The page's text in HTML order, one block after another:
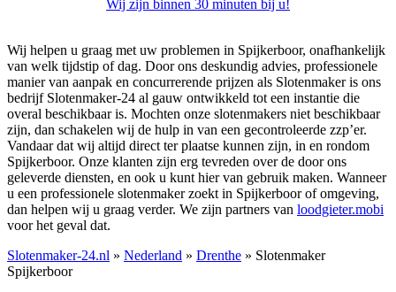
Wij zijn binnen 30 minuten bij u!
Wij helpen u graag met uw problemen in Spijkerboor, onafhankelijk
van welk tijdstip of dag. Door ons deskundig advies, professionele
manier van aanpak en concurrerende prijzen als Slotenmaker is ons
bedrijf Slotenmaker-24 al gauw ontwikkeld tot een instantie die
overal beschikbaar is. Mochten onze slotenmakers niet beschikbaar
zijn, dan schakelen wij de hulp in van een gecontroleerde zzp’er.
Vandaar dat wij altijd direct ter plaatse kunnen zijn, in en rondom
Spijkerboor. Onze klanten zijn erg tevreden over de door ons
geleverde diensten, en ook u kunt hier van gebruik maken. Wanneer
u een professionele slotenmaker zoekt in Spijkerboor of omgeving,
dan helpen wij u graag verder. We zijn partners van loodgieter.mobi
voor het geval dat.
Slotenmaker-24.nl » Nederland » Drenthe » Slotenmaker
Spijkerboor